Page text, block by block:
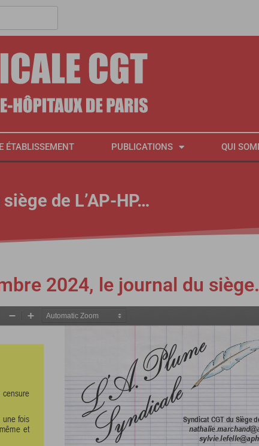
ÉTABLISSEMENT PUBLICATIONS QUI
de L’AP-HP…
2024, le journal du siège.